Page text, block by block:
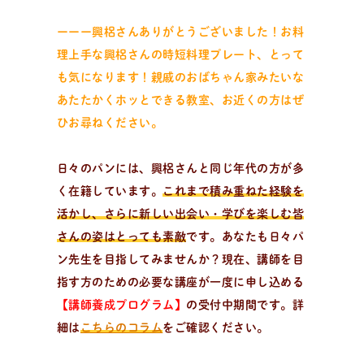
のパンでお 買い 物
パン作りアイテムを購入！
粉」、その他オリジナル商品からパン作りに役立つおす
すめアイテムまで購入可能。過去のオンライン講座レシ
ピ動画のご購入もこちら。
情報 お い せ メ ル マ ガ 登
ーーー興梠さんありがとうございました！お料
理上手な興梠さんの時短料理プレート、とって
も気になります！親戚のおばちゃん家みたいな
あたたかくホッとできる教室、お近くの方はぜ
ひお尋ねください。
日々のパンには、興梠さんと同じ年代の方が多
く在籍しています。これまで積み重ねた経験を
活かし、さらに新しい出会い・学びを楽しむ皆
さんの姿はとっても素敵です。あなたも日々パ
ン先生を目指してみませんか？現在、講師を目
指す方のための必要な講座が一度に申し込める
【講師養成プログラム】 の受付中期間です。詳
細はこちらのコラムをご確認ください。